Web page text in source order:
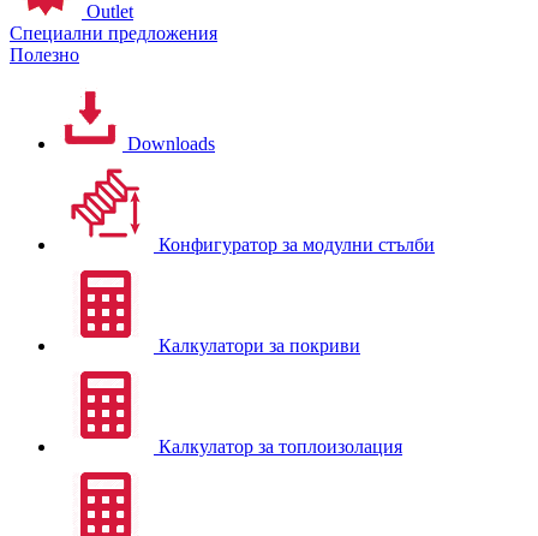
Outlet
Специални предложения
Полезно
Downloads
Конфигуратор за модулни стълби
Калкулатори за покриви
Калкулатор за топлоизолация